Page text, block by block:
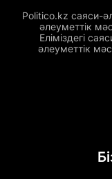
Politico.kz саяси-
әлеуметтік
Еліміздегі
әлеуметтік